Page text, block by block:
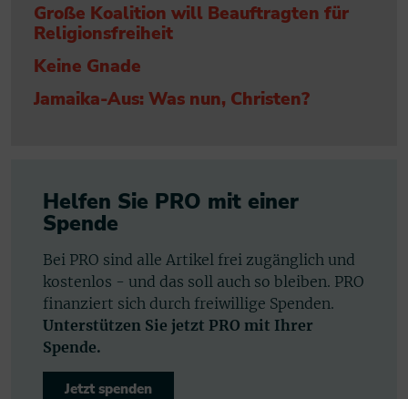
Große Koalition will Beauftragten für
Religionsfreiheit
Keine Gnade
Jamaika-Aus: Was nun, Christen?
Helfen Sie PRO mit einer
Spende
Bei PRO sind alle Artikel frei zugänglich und
kostenlos - und das soll auch so bleiben. PRO
finanziert sich durch freiwillige Spenden.
Unterstützen Sie jetzt PRO mit Ihrer
Spende.
Jetzt spenden